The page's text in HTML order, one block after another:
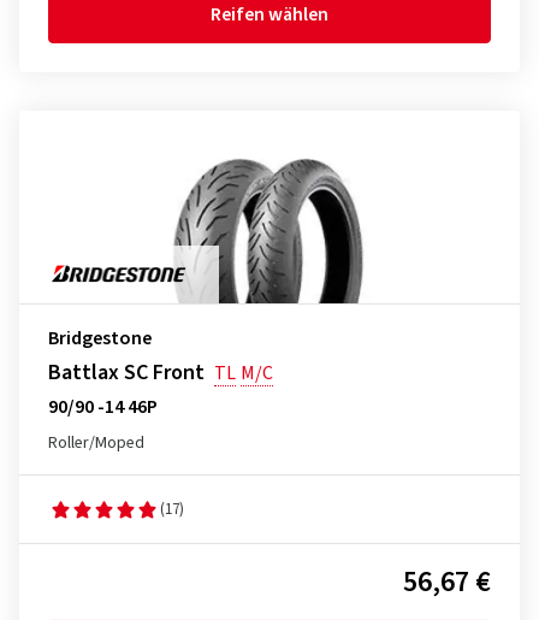
Reifen wählen
Bridgestone
Battlax SC Front TL M/C
90/90 -14 46P
Roller/Moped
(17)
56,67 €